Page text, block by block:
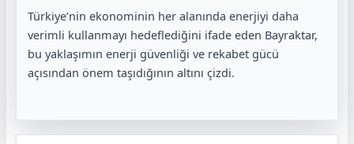
Türkiye’nin ekonominin her alanında enerjiyi daha
verimli kullanmayı hedeflediğini ifade eden Bayraktar,
bu yaklaşımın enerji güvenliği ve rekabet gücü
açısından önem taşıdığının altını çizdi.